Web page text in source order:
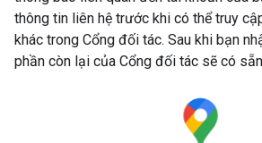
thông tin liên hệ trước khi có thể truy
khác trong Cổng đối tác. Sau khi bạn
phần còn lại của Cổng đối tác sẽ có